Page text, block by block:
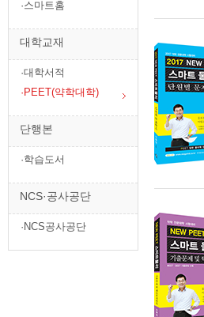
·스마트홈
대학교재
·대학서적
·PEET(약학대학)
단행본
·학습도서
NCS·공사공단
·NCS공사공단